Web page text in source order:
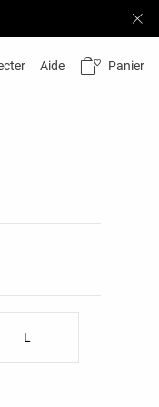
Aide Panier
L